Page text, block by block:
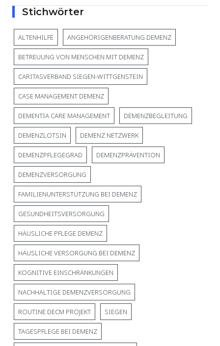
Stichwörter
ALTENHILFE ANGEHÖRIGENBERATUNG DEMENZ
BETREUUNG VON MENSCHEN MIT DEMENZ
CARITASVERBAND SIEGEN-WITTGENSTEIN
CASE MANAGEMENT DEMENZ
DEMENTIA CARE MANAGEMENT DEMENZBEGLEITUNG
DEMENZLOTSIN DEMENZ NETZWERK
DEMENZPFLEGEGRAD DEMENZPRÄVENTION
DEMENZVERSORGUNG
FAMILIENUNTERSTÜTZUNG BEI DEMENZ
GESUNDHEITSVERSORGUNG
HÄUSLICHE PFLEGE DEMENZ
HÄUSLICHE VERSORGUNG BEI DEMENZ
KOGNITIVE EINSCHRÄNKUNGEN
NACHHALTIGE DEMENZVERSORGUNG
ROUTINE DECM PROJEKT SIEGEN
TAGESPFLEGE BEI DEMENZ